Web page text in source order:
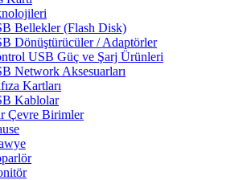
Bellekler (Flash Disk)
Dönüştürücüler / Adaptörler
USB Güç ve Şarj Ürünleri
Network Aksesuarları
Kartları
Kablolar
Çevre Birimler